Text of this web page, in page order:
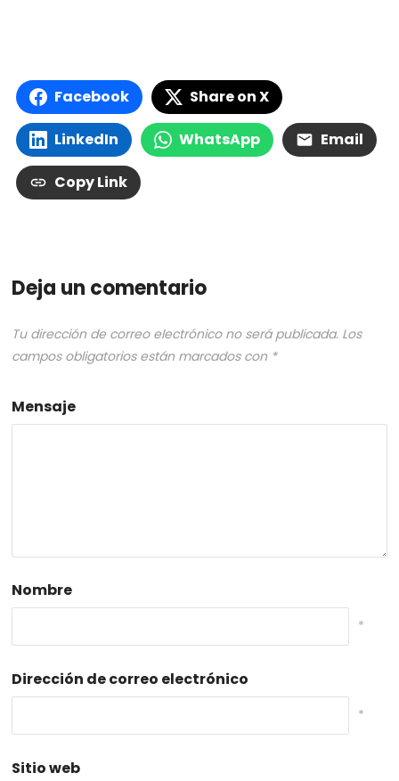
Facebook Share on X
LinkedIn WhatsApp Email
Copy Link
Deja un comentario
Tu dirección de correo electrónico no será publicada. Los
campos obligatorios están marcados con *
Mensaje
Nombre
*
Dirección de correo electrónico
*
Sitio web